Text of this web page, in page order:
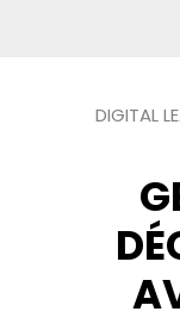
DIGITAL